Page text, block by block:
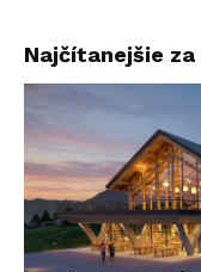
Najčítanejšie